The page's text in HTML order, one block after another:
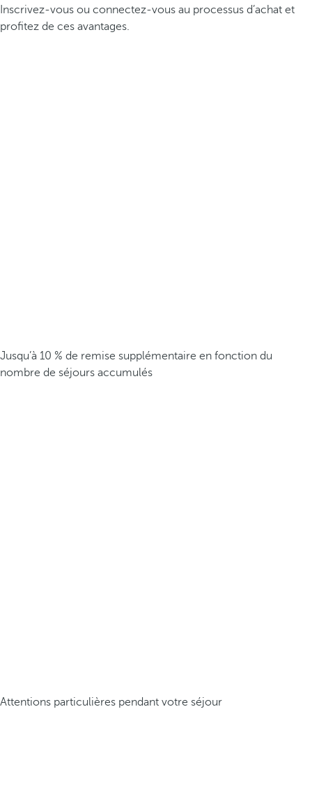
Inscrivez-vous ou connectez-vous au processus d’achat et
profitez de ces avantages.
Jusqu’à 10 % de remise supplémentaire en fonction du
nombre de séjours accumulés
Attentions particulières pendant votre séjour